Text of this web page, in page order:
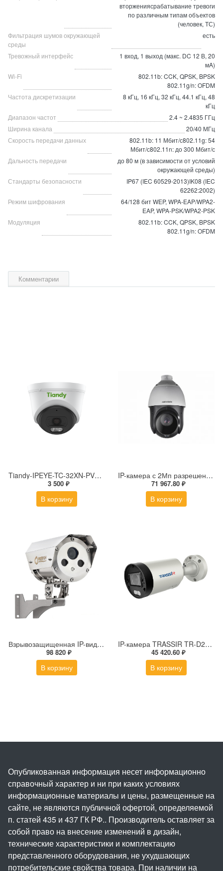
вторжениясрабатывание тревоги
по различным типам объектов
(человек, ТС)
Фильтрация шумов окружающей
среды
есть
Тревожный интерфейс
1 вход, 1 выход (макс. DC 12 В, 20
мA)
Wi-Fi
802.11b: CCK, QPSK, BPSK
802.11g/n: OFDM
Частота дискретизации
8 кГц, 16 кГц, 32 кГц, 44.1 кГц, 48
кГц
Диапазон частот
2.4 ~ 2.4835 ГГц
Ширина канала
20/40 МГц
Скорость передачи данных
802.11b: 11 Мбит/с802.11g: 54
Мбит/с802.11n: до 300 Мбит/с
Дальность передачи
до 80 м (в зависимости от условий
окружающей среды)
Стандарты безопасности
IP67 (IEC 60529-2013)IK08 (IEC
62262:2002)
Режим шифрования
64/128 бит WEP, WPA-EAP/WPA2-
EAP, WPA-PSK/WPA2-PSK
Модуляция
802.11b: CCK, QPSK, BPSK
802.11g/n: OFDM
Комментарии
Tiandy-IPEYE-TC-32XN-PVZ 2Мп купольная «турель» IP камера с фиксированным объективом, серия SPARK со встроенным агентом IPEYE для ПВЗ
3 500 ₽
В корзину
IP-камера с 2Мп разрешением DS-2DE4225IW-DE(S5)
71 967.80 ₽
В корзину
Взрывозащищенная IP-видеокамера Релион Релион-Exd-Н-100-ИК-IP5Мп2.8mm-PoE-МК-TR
98 820 ₽
В корзину
IP-камера TRASSIR TR-D2183ZIR6 v7 (2.7-13.5 мм)
45 420.60 ₽
В корзину
Опубликованная информация несет информационно
справочный характер и ни при каких условиях
информационные материалы и цены, размещенные на
сайте, не являются публичной офертой, определяемой
п. статей 435 и 437 ГК РФ.. Производитель оставляет за
собой право на внесение изменений в дизайн,
технические характеристики и комплектацию
представленного оборудования, не ухудшающих
потребительские свойства товара. При наличии на